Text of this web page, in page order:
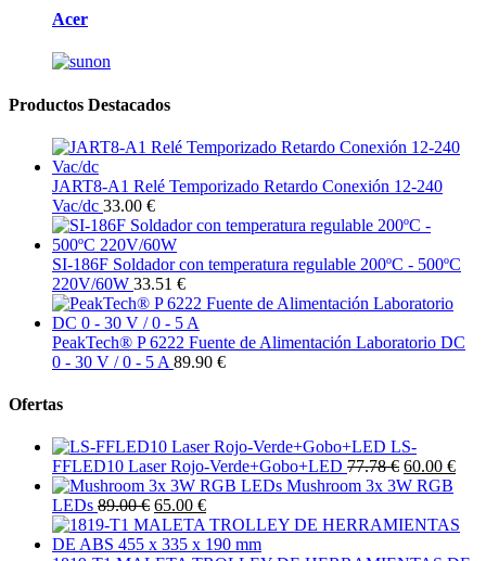
Acer
Productos Destacados
JART8-A1 Relé Temporizado Retardo Conexión 12-240
Vac/dc 33.00 €
SI-186F Soldador con temperatura regulable 200ºC - 500ºC
220V/60W 33.51 €
PeakTech® P 6222 Fuente de Alimentación Laboratorio DC
0 - 30 V / 0 - 5 A 89.90 €
Ofertas
LS-
FFLED10 Laser Rojo-Verde+Gobo+LED 77.78 € 60.00 €
Mushroom 3x 3W RGB
LEDs 89.00 € 65.00 €